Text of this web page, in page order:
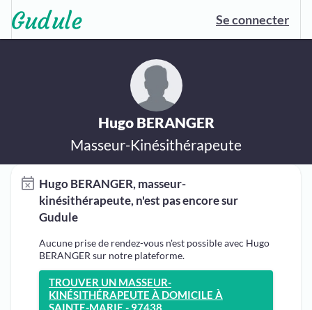
Se connecter
Hugo BERANGER
Masseur-Kinésithérapeute
Hugo BERANGER, masseur-
kinésithérapeute, n'est pas encore sur
Gudule
Aucune prise de rendez-vous n'est possible avec Hugo
BERANGER sur notre plateforme.
TROUVER UN MASSEUR-
KINÉSITHÉRAPEUTE À DOMICILE À
SAINTE-MARIE - 97438